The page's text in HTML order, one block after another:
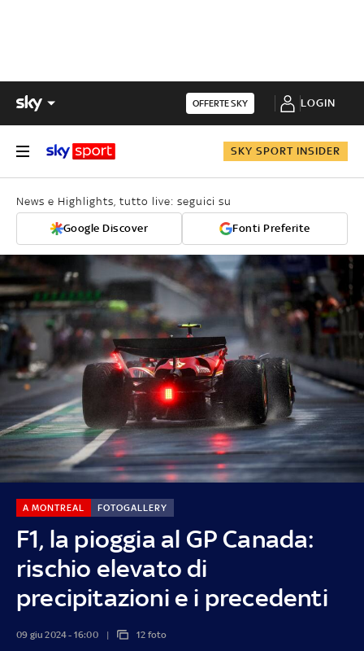
OFFERTE SKY LOGIN
SKY SPORT INSIDER
News e Highlights, tutto live: seguici su
Google Discover Fonti Preferite
F1, la pioggia al GP Canada:
rischio elevato di
precipitazioni e i precedenti
A MONTREAL FOTOGALLERY
09 giu 2024 - 16:00 12 foto